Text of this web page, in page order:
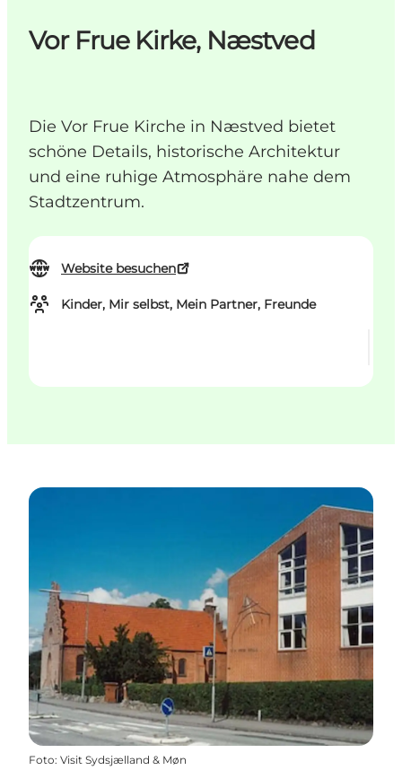
Vor Frue Kirke, Næstved
Die Vor Frue Kirche in Næstved bietet
schöne Details, historische Architektur
und eine ruhige Atmosphäre nahe dem
Stadtzentrum.
Website besuchen
Kinder, Mir selbst, Mein Partner, Freunde
Foto: Visit Sydsjælland & Møn